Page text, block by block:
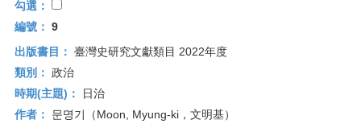
勾選：
編號： 9
出版書目： 臺灣史研究文獻類目 2022年度
類別： 政治
時期(主題)：
日治
作者：
문명기（Moon, Myung-ki，文明基）